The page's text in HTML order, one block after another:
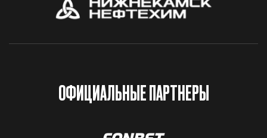
ОФИЦИАЛЬНЫЕ ПАРТНЕРЫ